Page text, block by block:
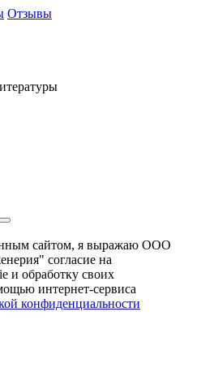
Отзывы
сайтом, я выражаю ООО
согласие на
и обработку своих
интернет-сервиса
конфиденциальности